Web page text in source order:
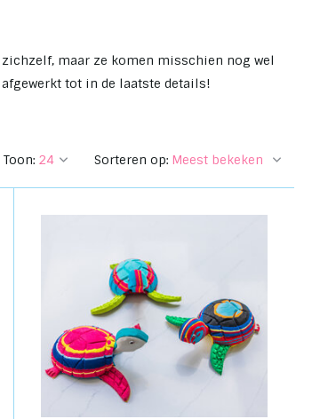
maar ze komen misschien nog wel
tot in de laatste details!
Toon: Sorteren op: